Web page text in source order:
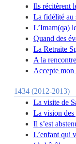
Ils récitèrent
La fidélité au
L’Imam(qa)
Quand des
La Retraite
A la
Accepte
1434 (2012-2013)
La visite de
La vision des
Il s’est
L’enfant qui